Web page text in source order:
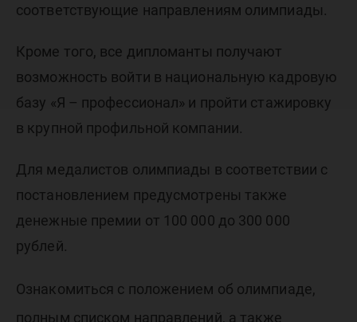
соответствующие направлениям олимпиады.
Кроме того, все дипломанты получают
возможность войти в национальную кадровую
базу «Я – профессионал» и пройти стажировку
в крупной профильной компании.
Для медалистов олимпиады в соответствии с
постановлением предусмотрены также
денежные премии от 100 000 до 300 000
рублей.
Ознакомиться с положением об олимпиаде,
полным списком направлений, а также